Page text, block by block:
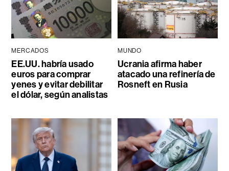
MERCADOS
EE.UU. habría usado
euros para comprar
yenes y evitar debilitar
el dólar, según analistas
MUNDO
Ucrania afirma haber
atacado una refinería de
Rosneft en Rusia